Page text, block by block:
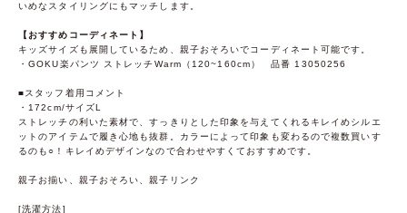
いめなスタイリングにもマッチします。
【おすすめコーディネート】
キッズサイズも展開しているため、親子おそろいでコーディネート可能です。
・GOKU楽パンツ ストレッチWarm（120~160cm） 品番 13050256
■スタッフ着用コメント
・172cm/サイズL
ストレッチの利いた素材で、すっきりとした印象を与えてくれるキレイめシルエ
ットのアイテムで履き心地も抜群。カラーによって印象も変わるので複数買いす
るのも○！キレイめデザインなので合わせやすくておすすめです。
親子お揃い、親子おそろい、親子リンク
[洗濯方法]